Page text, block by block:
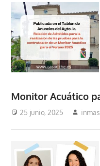
Monitor Acuático
25 junio, 2025